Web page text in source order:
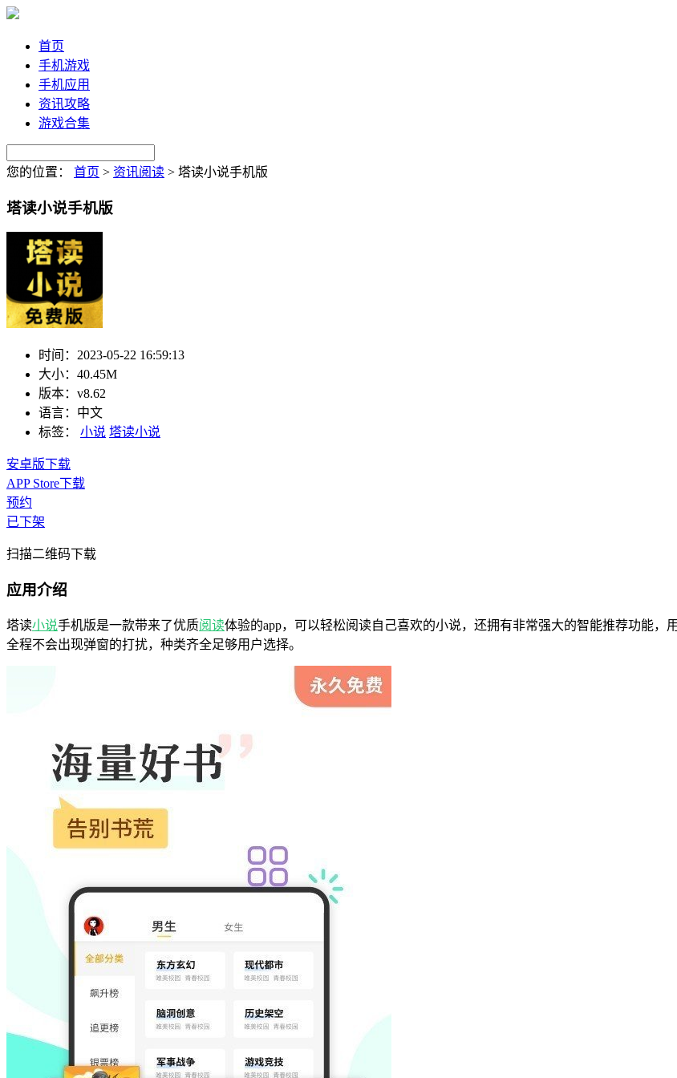
首页
手机游戏
手机应用
资讯攻略
游戏合集
您的位置： 首页 > 资讯阅读 > 塔读小说手机版
塔读小说手机版
时间： 2023-05-22 16:59:13
大小： 40.45M
版本： v8.62
语言： 中文
标签：
小说 塔读小说
安卓版下载
APP Store下载
预约
已下架
扫描二维码下载
应用介绍
塔读小说手机版是一款带来了优质阅读体验的app，可以轻松阅读自己喜欢的小说，还拥有非常强大的智能推荐功能，
全程不会出现弹窗的打扰，种类齐全足够用户选择。